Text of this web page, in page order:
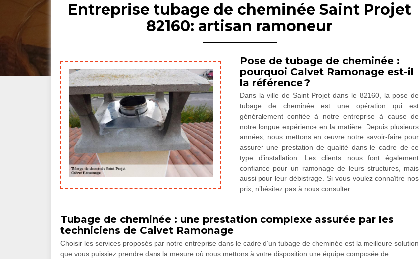
Entreprise tubage de cheminée Saint Projet
82160: artisan ramoneur
Pose de tubage de cheminée :
pourquoi Calvet Ramonage est-il
la référence ?
Dans la ville de Saint Projet dans le 82160, la pose de
tubage de cheminée est une opération qui est
généralement confiée à notre entreprise à cause de
notre longue expérience en la matière. Depuis plusieurs
années, nous mettons en œuvre notre savoir-faire pour
assurer une prestation de qualité dans le cadre de ce
type d’installation. Les clients nous font également
confiance pour un ramonage de leurs structures, mais
aussi pour leur débistrage. Si vous voulez connaître nos
prix, n’hésitez pas à nous consulter.
Tubage de cheminée : une prestation complexe assurée par les
techniciens de Calvet Ramonage
Choisir les services proposés par notre entreprise dans le cadre d‘un tubage de cheminée est la meilleure solution
que vous puissiez prendre dans la mesure où nous mettons à votre disposition une équipe composée de